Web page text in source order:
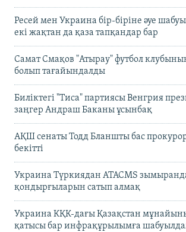
Ресей мен Украина бір-біріне әуе
екі жақтан да қаза тапқандар бар
Самат Смақов "Атырау" футбол
болып тағайындалды
Биліктегі "Тиса" партиясы Венгрия
заңгер Андраш Баканы ұсынбақ
АҚШ сенаты Тодд Бланшты бас
бекітті
Украина Түркиядан ATACMS
қондырғыларын сатып алмақ
Украина КҚК-дағы Қазақстан
қатысы бар инфрақұрылымға